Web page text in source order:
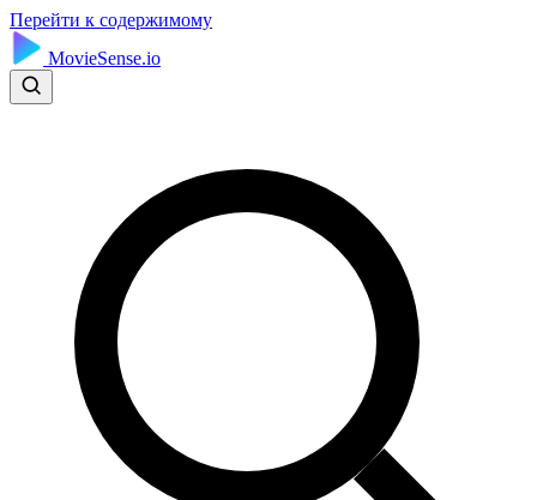
Перейти к содержимому
MovieSense.io